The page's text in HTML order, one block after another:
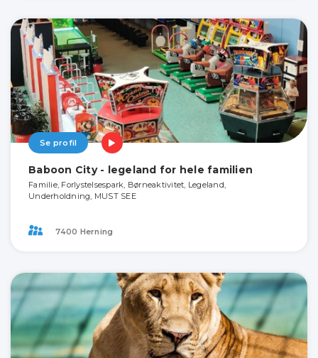
Se profil
Baboon City - legeland for hele familien
Familie, Forlystelsespark, Børneaktivitet, Legeland,
Underholdning, MUST SEE
7400 Herning